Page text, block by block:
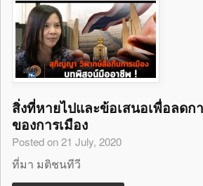
สิ่งที่หายไปและข้อเสนอเพื่อลดก
ของการเมือง
Posted on 21 July, 2020
ที่มา มติชนทีวี